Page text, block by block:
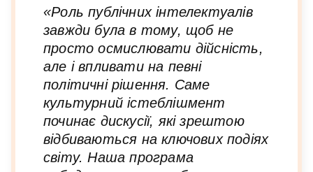
«Роль публічних інтелектуалів
завжди була в тому, щоб не
просто осмислювати дійсність,
але і впливати на певні
політичні рішення. Саме
культурний істеблішмент
починає дискусії, які зрештою
відбиваються на ключових подіях
світу. Наша програма